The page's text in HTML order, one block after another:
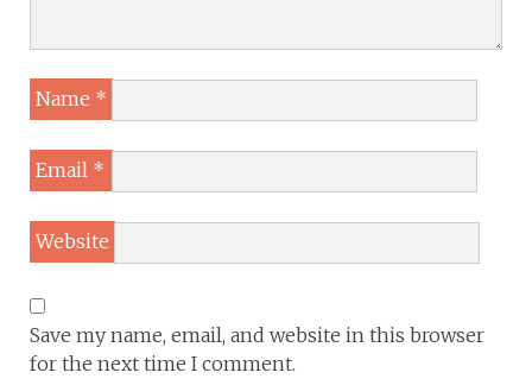
Name *
Email *
Website
Save my name, email, and website in this browser
for the next time I comment.